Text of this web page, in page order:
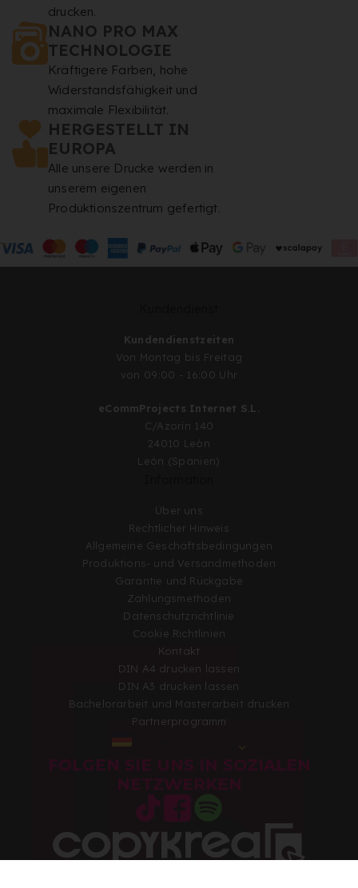
drucken.
NANO PRO MAX
TECHNOLOGIE
Kräftigere Farben, hohe
Widerstandsfähigkeit und
maximale Flexibilität.
HERGESTELLT IN
EUROPA
Alle unsere Drucke werden in
unserem eigenen
Produktionszentrum gefertigt.
Kundendienstzeiten
Von Montag bis Freitag
von 09:00 - 16:00 Uhr
eCommProjects Internet S.L.
C/Azorín 140
24010 León
León (Spanien)
Über uns
Rechtlicher Hinweis
Allgemeine Geschäftsbedingungen
Produktions- und Versandmethoden
Garantie und Rückgabe
Zahlungsmethoden
Datenschutzrichtlinie
Cookie Richtlinien
Kontakt
DIN A4 drucken lassen
DIN A3 drucken lassen
Bachelorarbeit und Masterarbeit drucken
Partnerprogramm
FOLGEN SIE UNS IN SOZIALEN